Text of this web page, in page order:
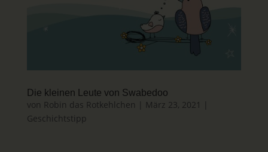
Die kleinen Leute von Swabedoo
von Robin das Rotkehlchen März 23, 2021
Geschichtstipp